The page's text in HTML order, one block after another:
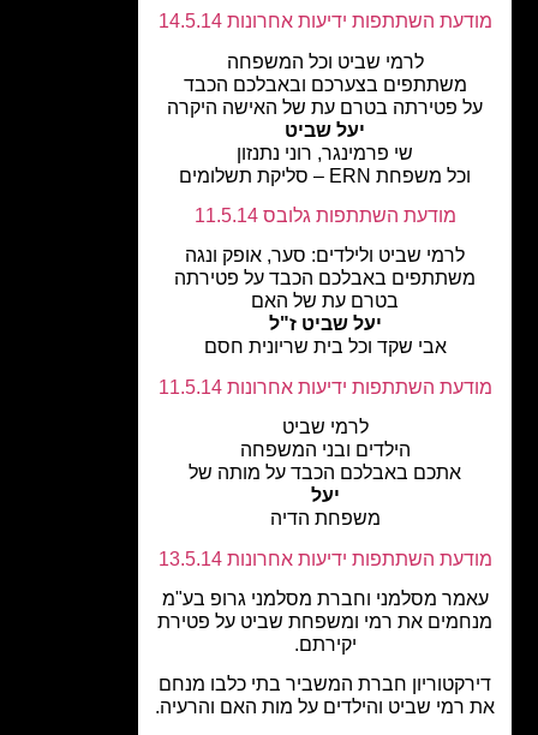
השתתפות ידיעות אחרונות 14.5.14
לרמי שביט וכל המשפחה
משתתפים בצערכם ובאבלכם הכבד
פטירתה בטרם עת של האישה היקרה
יעל שביט
שי פרמינגר, רוני נתנזון
וכל משפחת ERN – סליקת תשלומים
מודעת השתתפות גלובס 11.5.14
לרמי שביט ולילדים: סער, אופק ונגה
משתתפים באבלכם הכבד על פטירתה
בטרם עת של האם
יעל שביט ז"ל
אבי שקד וכל בית שריונית חסם
השתתפות ידיעות אחרונות 11.5.14
לרמי שביט
הילדים ובני המשפחה
אתכם באבלכם הכבד על מותה של
משפחת הדיה
השתתפות ידיעות אחרונות 13.5.14
מסלמני וחברת מסלמני גרופ בע"מ
את רמי ומשפחת שביט על פטירת
חברת המשביר בתי כלבו מנחם
רמי שביט והילדים על מות האם והרעיה.